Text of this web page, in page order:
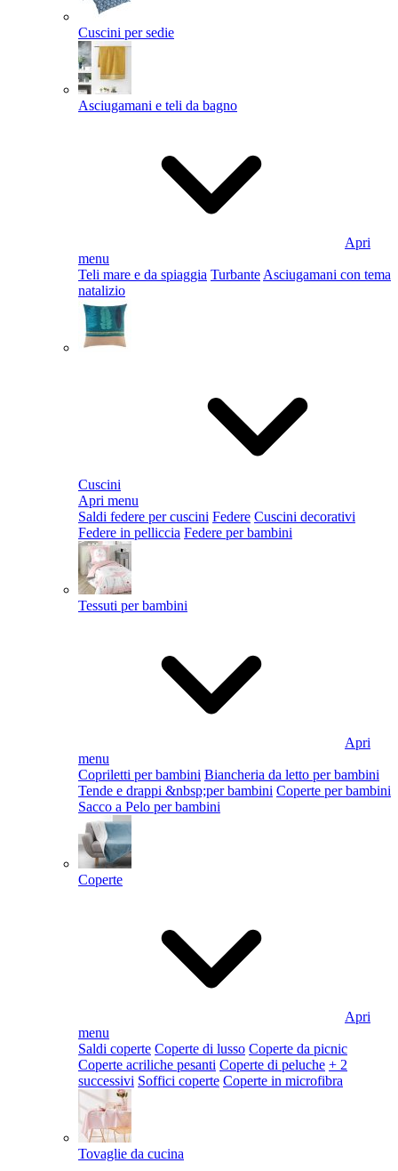
Cuscini per sedie
Asciugamani e teli da bagno
Apri
menu
Teli mare e da spiaggia Turbante Asciugamani con tema
natalizio
Cuscini
Apri menu
Saldi federe per cuscini Federe Cuscini decorativi
Federe in pelliccia Federe per bambini
Tessuti per bambini
Apri
menu
Copriletti per bambini Biancheria da letto per bambini
Tende e drappi &nbsp;per bambini Coperte per bambini
Sacco a Pelo per bambini
Coperte
Apri
menu
Saldi coperte Coperte di lusso Coperte da picnic
Coperte acriliche pesanti Coperte di peluche + 2
successivi Soffici coperte Coperte in microfibra
Tovaglie da cucina